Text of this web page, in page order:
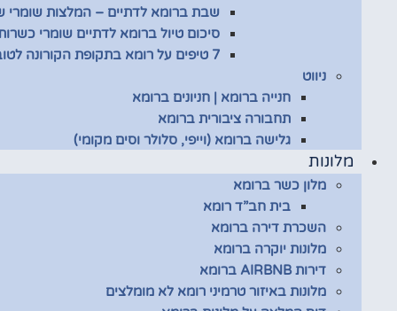
שבת ברומא לדתיים – המלצות שומרי
סיכום טיול ברומא לדתיים שומרי
7 טיפים על רומא בתקופת הקורונה לטובת שומרי כשרות
ניווט
חנייה ברומא | חניונים ברומא
תחבורה ציבורית ברומא
גלישה ברומא (וייפי, סלולר וסים מקומי)
מלונות
מלון כשר ברומא
בית חב”ד רומא
השכרת דירה ברומא
מלונות יוקרה ברומא
דירות AIRBNB ברומא
מלונות באיזור טרמיני רומא לא מומלצים